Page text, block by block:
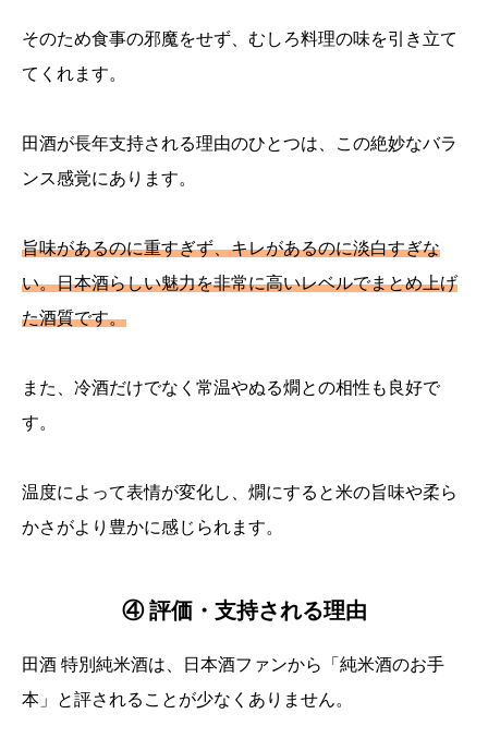
そのため食事の邪魔をせず、むしろ料理の味を引き立て
てくれます。
田酒が長年支持される理由のひとつは、この絶妙なバラ
ンス感覚にあります。
旨味があるのに重すぎず、キレがあるのに淡白すぎな
い。日本酒らしい魅力を非常に高いレベルでまとめ上げ
た酒質です。
また、冷酒だけでなく常温やぬる燗との相性も良好で
す。
温度によって表情が変化し、燗にすると米の旨味や柔ら
かさがより豊かに感じられます。
④ 評価・支持される理由
田酒 特別純米酒は、日本酒ファンから「純米酒のお手
本」と評されることが少なくありません。